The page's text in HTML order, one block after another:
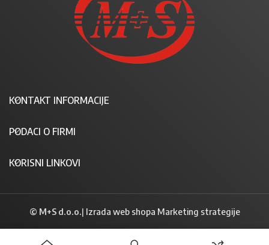
KONTAKT INFORMACIJE
PODACI O FIRMI
KORISNI LINKOVI
© M+S d.o.o. | Izrada web shopa Marketing strategije